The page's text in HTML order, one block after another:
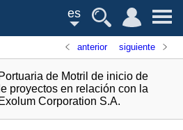
es
anterior siguiente
de Motril de inicio de
proyectos en relación con la
Corporation S.A.